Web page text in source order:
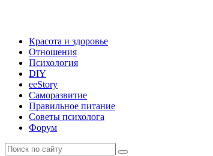
Красота и здоровье
Отношения
Психология
DIY
ееStory
Саморазвитие
Правильное питание
Советы психолога
Форум